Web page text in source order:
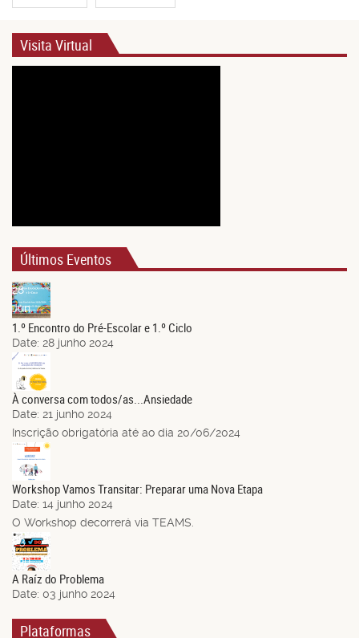
Visita Virtual
Últimos Eventos
28
Jun.
1.º Encontro do Pré-Escolar e 1.º Ciclo
Date: 28 junho 2024
21
Jun.
À conversa com todos/as...Ansiedade
Date: 21 junho 2024
Inscrição obrigatória até ao dia 20/06/2024
Jun.
Workshop Vamos Transitar: Preparar uma Nova Etapa
Date: 14 junho 2024
O Workshop decorrerá via TEAMS.
03
Jun.
A Raíz do Problema
Date: 03 junho 2024
Plataformas